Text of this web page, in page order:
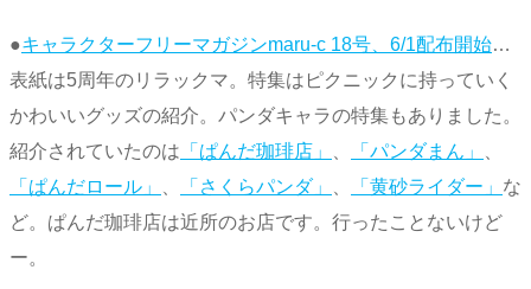
●キャラクターフリーマガジンmaru-c 18号、6/1配布開始…
表紙は5周年のリラックマ。特集はピクニックに持っていく
かわいいグッズの紹介。パンダキャラの特集もありました。
紹介されていたのは 「ぱんだ珈琲店」 「パンダまん」
「ぱんだロール」
「さくらパンダ」 「黄砂ライダー」 な
ど。ぱんだ珈琲店は近所のお店です。行ったことないけど
ー。